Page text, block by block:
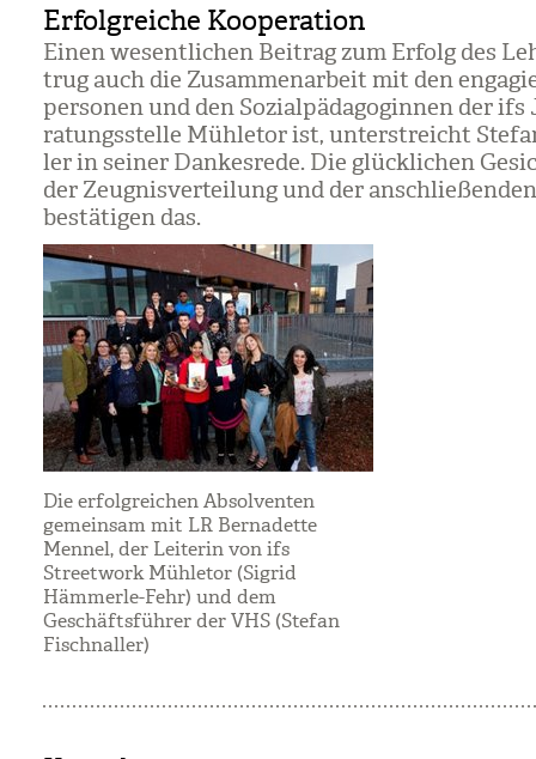
Erfolgreiche Kooperation
Einen wesent­li­chen Bei­trag zum Erfolg des
trug auch die Zusam­men­ar­beit mit den
per­so­nen und den Sozi­al­päd­ago­gin­nen der
ra­tungs­stelle Mühle­tor ist, unter­streicht
ler in sei­ner Dan­kes­rede. Die glück­li­chen
der Zeug­nis­ver­tei­lung und der
bestä­ti­gen das.
Die erfolgreichen Absolventen
gemeinsam mit LR Bernadette
Mennel, der Leiterin von ifs
Streetwork Mühletor (Sigrid
Hämmerle-Fehr) und dem
Geschäftsführer der VHS (Stefan
Fischnaller)